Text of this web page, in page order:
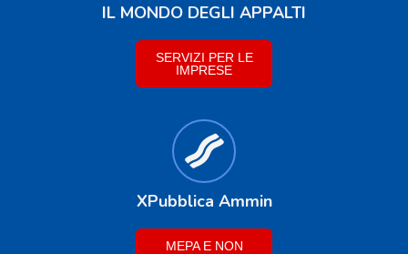
IL MONDO DEGLI APPALTI
SERVIZI PER LE
IMPRESE
XPubblica Ammin
MEPA E NON